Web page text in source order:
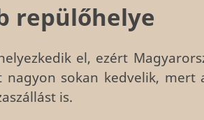
repülőhelye
el, ezért
sokan kedvelik, mert
is.